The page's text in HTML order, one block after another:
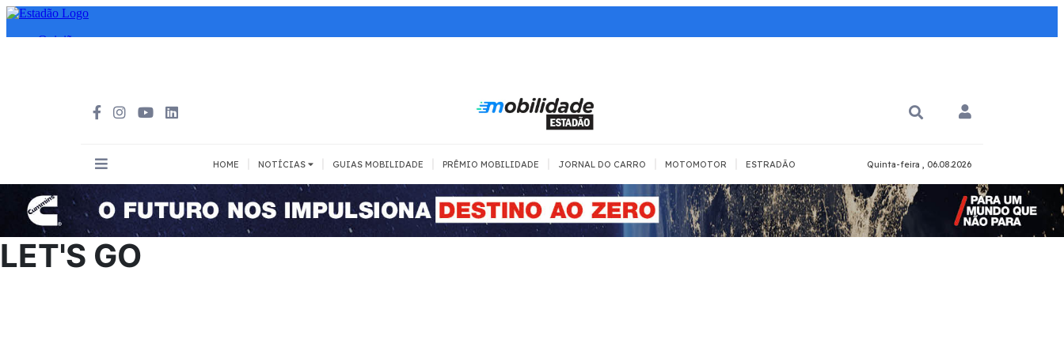
HOME NOTÍCIAS
INOVAÇÃO
Todos
MEIOS DE TRANSPORTE
Todos
MOBILIDADE COM
SEGURANÇA
MOBILIDADE PARA QUÊ?
Todos
PCD
Todos
GUIAS MOBILIDADE PRÊMIO MOBILIDADE JORNAL DO CARRO MOTOMOTOR ESTRADÃO Quinta-feira , 06.08.2026
LET'S GO